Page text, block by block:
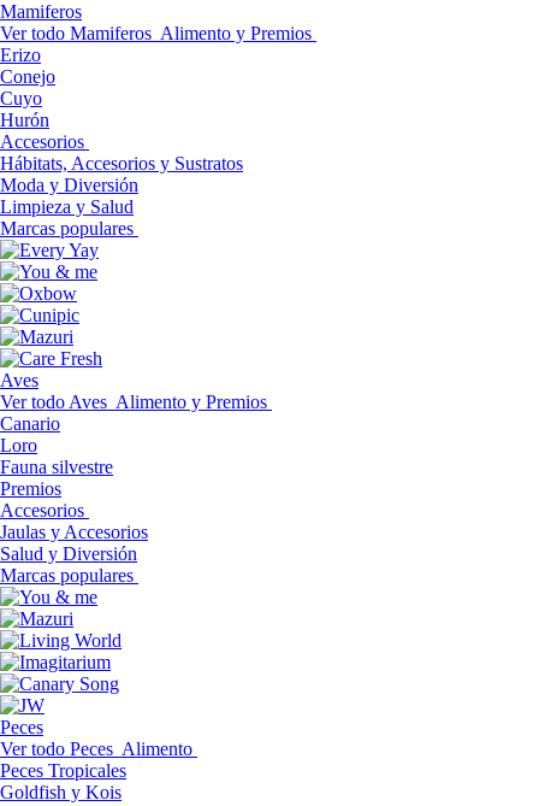
Mamiferos
Ver todo Mamiferos Alimento y Premios
Erizo
Conejo
Cuyo
Hurón
Accesorios
Hábitats, Accesorios y Sustratos
Moda y Diversión
Limpieza y Salud
Marcas populares
Aves
Ver todo Aves Alimento y Premios
Canario
Loro
Fauna silvestre
Premios
Accesorios
Jaulas y Accesorios
Salud y Diversión
Marcas populares
Peces
Ver todo Peces Alimento
Peces Tropicales
Goldfish y Kois